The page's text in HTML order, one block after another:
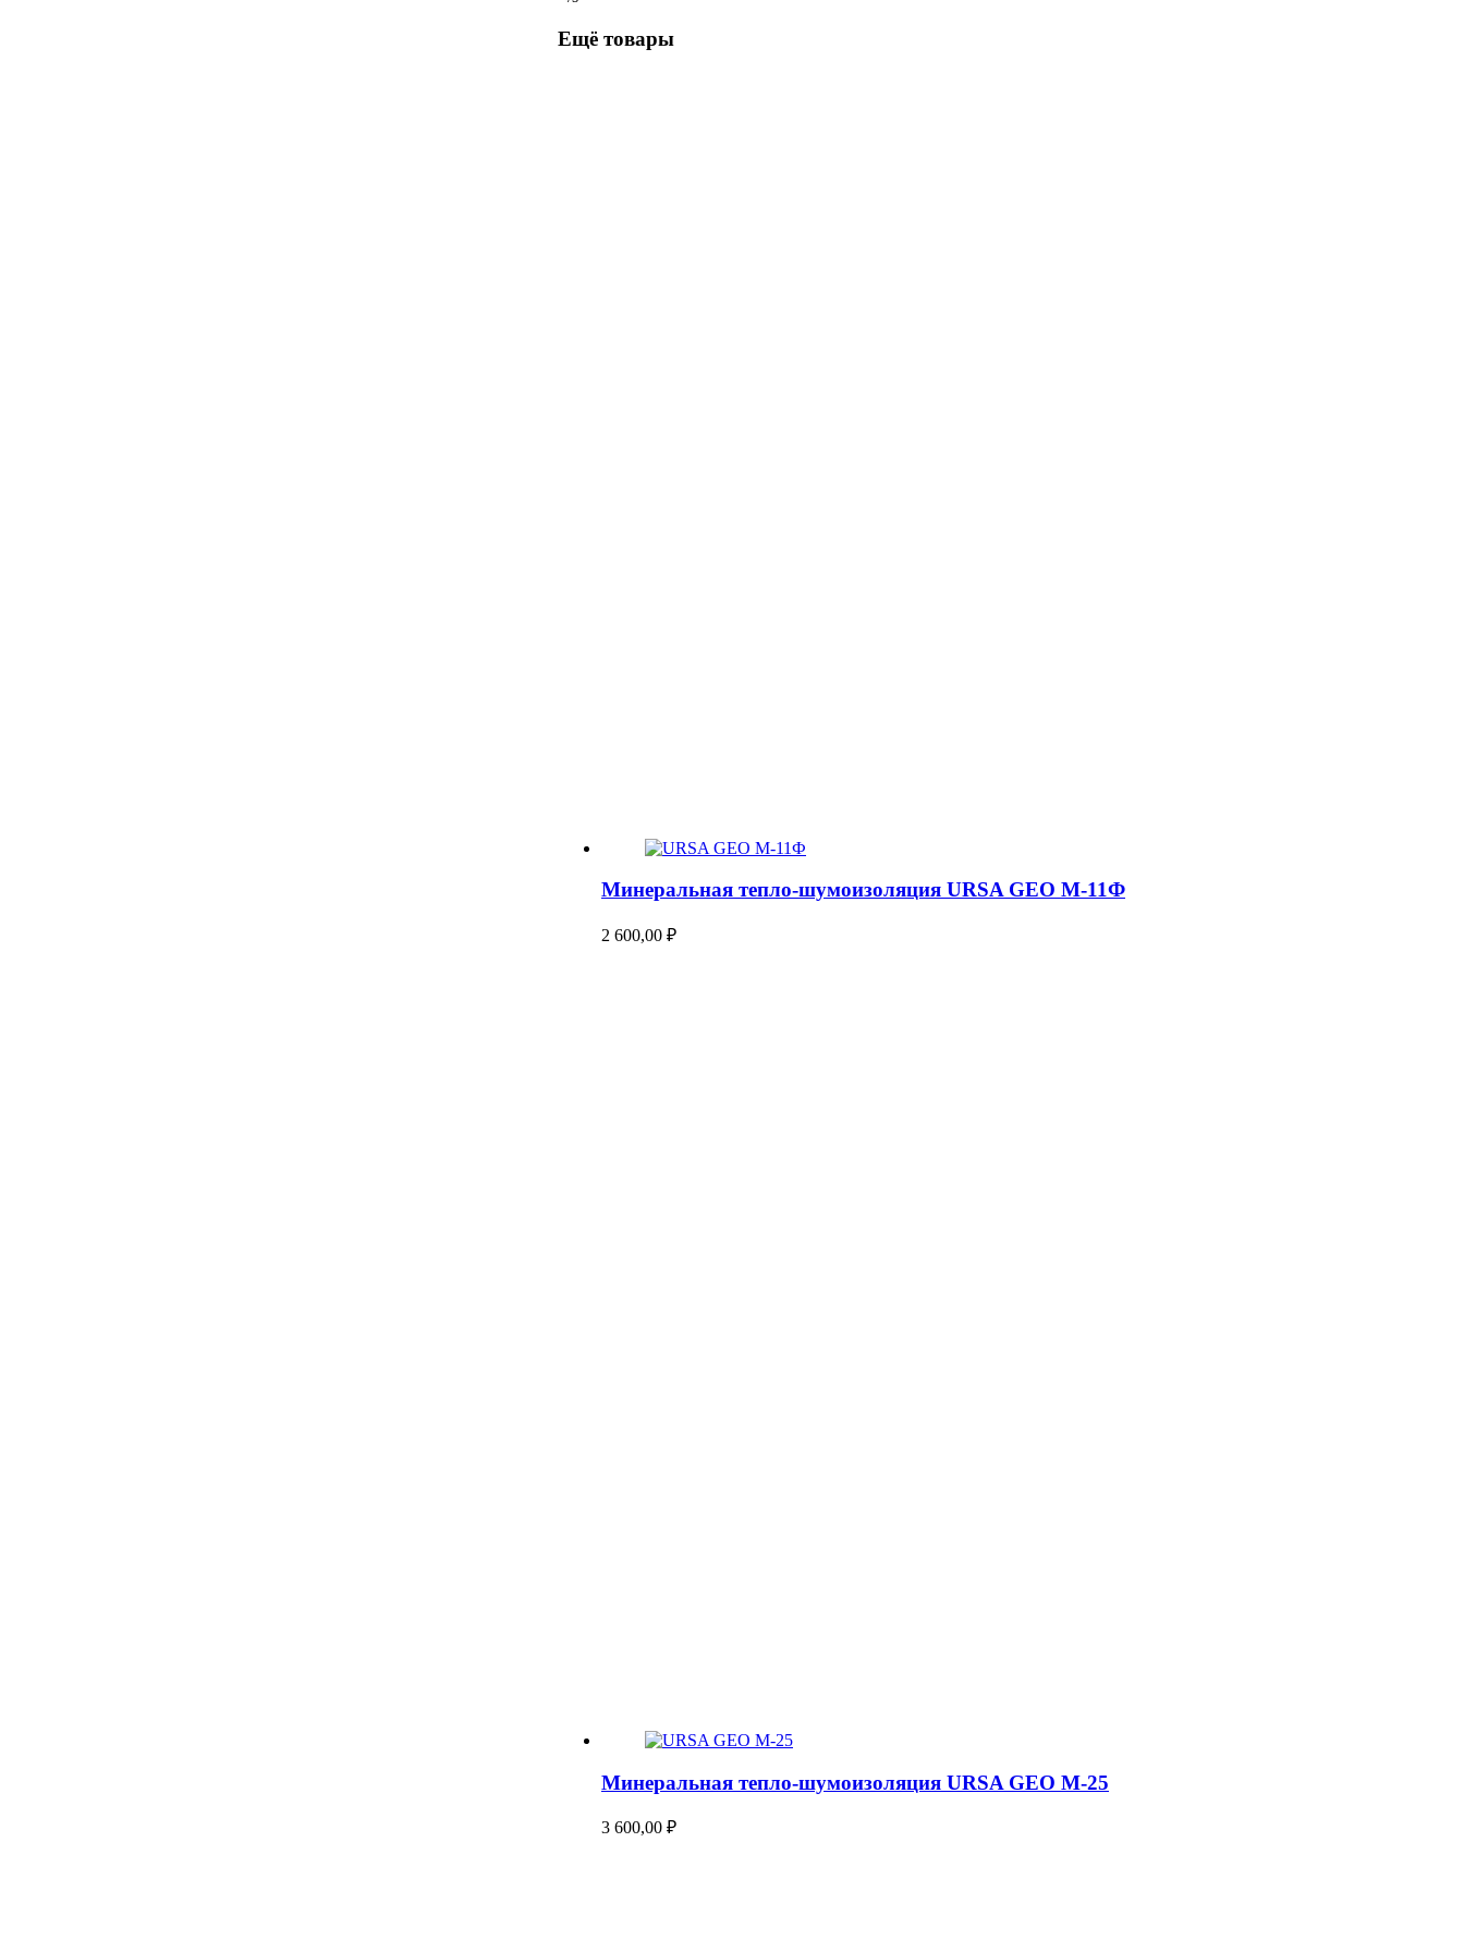
Ещё товары
Минеральная тепло-шумоизоляция URSA GEO М-11Ф
2 600,00 ₽
Минеральная тепло-шумоизоляция URSA GEO М-25
3 600,00 ₽